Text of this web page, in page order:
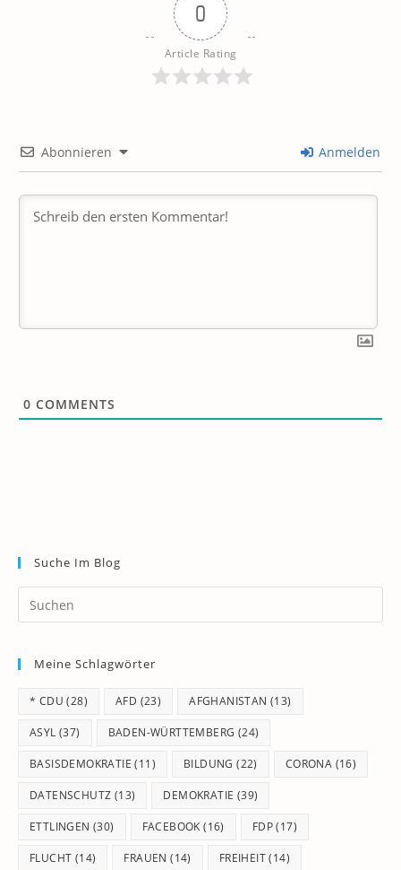
0
Article Rating
Abonnieren Anmelden
0 COMMENTS
Suche Im Blog
Meine Schlagwörter
* CDU (28) AFD (23) AFGHANISTAN (13)
ASYL (37) BADEN-WÜRTTEMBERG (24)
BASISDEMOKRATIE (11) BILDUNG (22) CORONA (16)
DATENSCHUTZ (13) DEMOKRATIE (39)
ETTLINGEN (30) FACEBOOK (16) FDP(17)
FLUCHT (14) FRAUEN (14) FREIHEIT(14)